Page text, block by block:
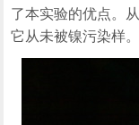
了本实验的优点。
它从未被镍污染样。